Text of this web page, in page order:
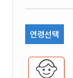
연령선택